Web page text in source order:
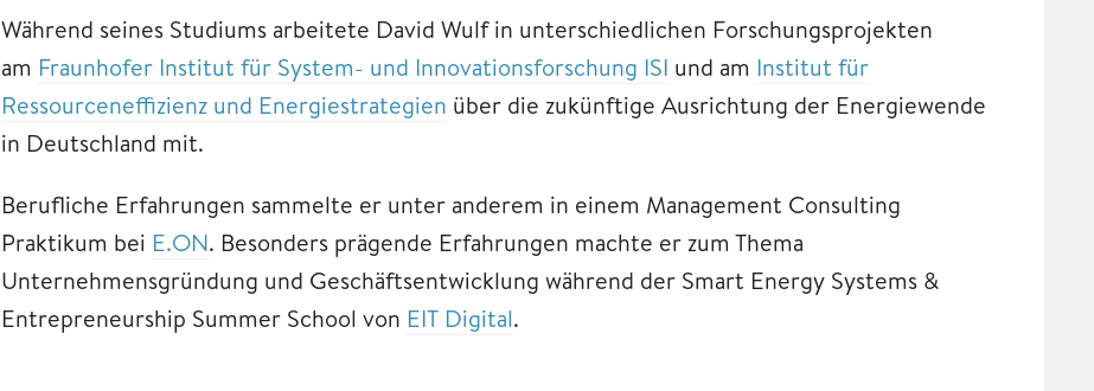
Während seines Studiums arbeitete David Wulf in unterschiedlichen Forschungsprojekten
am Fraunhofer Institut für System- und Innovationsforschung ISI und am Institut für
Ressourceneffizienz und Energiestrategien über die zukünftige Ausrichtung der Energiewende
in Deutschland mit.
Berufliche Erfahrungen sammelte er unter anderem in einem Management Consulting
Praktikum bei E.ON. Besonders prägende Erfahrungen machte er zum Thema
Unternehmensgründung und Geschäftsentwicklung während der Smart Energy Systems &
Entrepreneurship Summer School von EIT Digital.